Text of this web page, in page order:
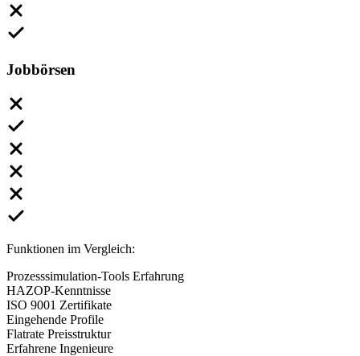
Jobbörsen
Funktionen im Vergleich:
Prozesssimulation-Tools Erfahrung
HAZOP-Kenntnisse
ISO 9001 Zertifikate
Eingehende Profile
Flatrate Preisstruktur
Erfahrene Ingenieure